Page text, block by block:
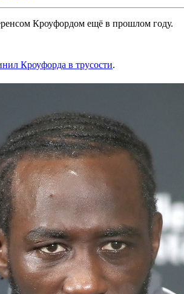
Кроуфордом ещё в прошлом году.
Кроуфорда в трусости.